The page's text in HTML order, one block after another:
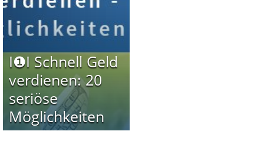
I❶I Schnell Geld
verdienen: 20
seriöse
Möglichkeiten